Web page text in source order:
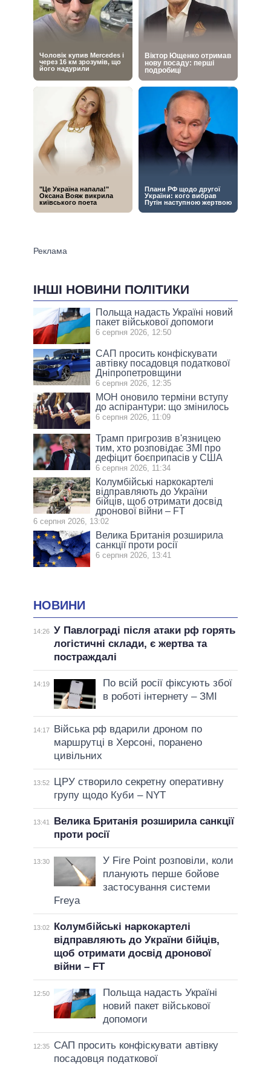
ІНШІ НОВИНИ ПОЛІТИКИ
Польща надасть Україні новий
пакет військової допомоги
6 серпня 2026, 12:50
САП просить конфіскувати
автівку посадовця податкової
Дніпропетровщини
6 серпня 2026, 12:35
МОН оновило терміни вступу
до аспірантури: що змінилось
6 серпня 2026, 11:09
Трамп пригрозив в'язницею
тим, хто розповідає ЗМІ про
дефіцит боєприпасів у США
6 серпня 2026, 11:34
Колумбійські наркокартелі
відправляють до України
бійців, щоб отримати досвід
дронової війни – FT
6 серпня 2026, 13:02
Велика Британія розширила
санкції проти росії
6 серпня 2026, 13:41
НОВИНИ
14:26 У Павлограді після атаки рф горять
логістичні склади, є жертва та
постраждалі
14:19
По всій росії фіксують збої
в роботі інтернету – ЗМІ
14:17
Війська рф вдарили дроном по
маршрутці в Херсоні, поранено
цивільних
13:52
ЦРУ створило секретну оперативну
групу щодо Куби – NYT
13:41
Велика Британія розширила санкції
проти росії
13:30
У Fire Point розповіли, коли
планують перше бойове
застосування системи
Freya
13:02
Колумбійські наркокартелі
відправляють до України бійців,
щоб отримати досвід дронової
війни – FT
12:50
Польща надасть Україні
новий пакет військової
допомоги
12:35
САП просить конфіскувати автівку
посадовця податкової